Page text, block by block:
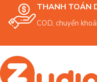
THANH TOÁN
COD, chuyển